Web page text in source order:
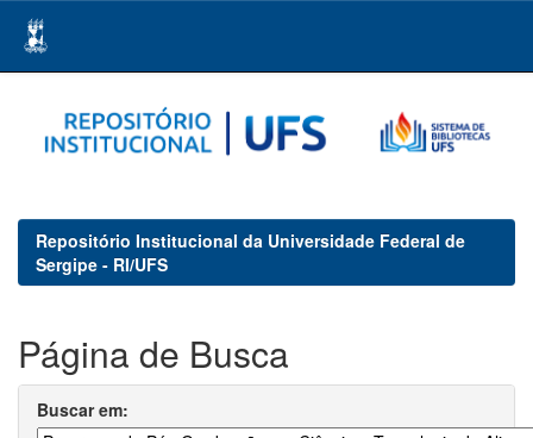
navigation
Repositório Institucional da Universidade Federal de
Sergipe - RI/UFS
Página de Busca
Buscar em: